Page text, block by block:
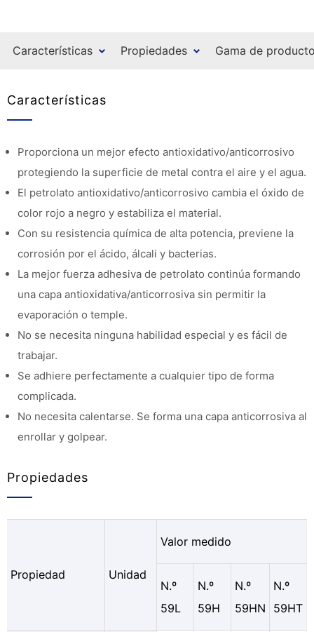
Características Propiedades Gama de
Características
Proporciona un mejor efecto antioxidativo/anticorrosivo
protegiendo la superficie de metal contra el aire y el agua.
El petrolato antioxidativo/anticorrosivo cambia el óxido de
color rojo a negro y estabiliza el material.
Con su resistencia química de alta potencia, previene la
corrosión por el ácido, álcali y bacterias.
La mejor fuerza adhesiva de petrolato continúa formando
una capa antioxidativa/anticorrosiva sin permitir la
evaporación o temple.
No se necesita ninguna habilidad especial y es fácil de
trabajar.
Se adhiere perfectamente a cualquier tipo de forma
complicada.
No necesita calentarse. Se forma una capa anticorrosiva al
enrollar y golpear.
Propiedades
Propiedad Unidad
Valor medido
N.º
59L
N.º
59H
N.º
59HN
N.º
59HT